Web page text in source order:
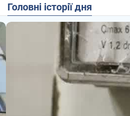
Головні історії дня